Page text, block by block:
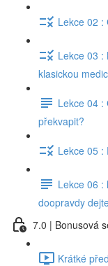
Lekce 02 :
Lekce 03 :
klasickou
Lekce 04 :
překvapit?
Lekce 05 :
Lekce 06 :
doopravdy
7.0 | Bonusová
Krátké